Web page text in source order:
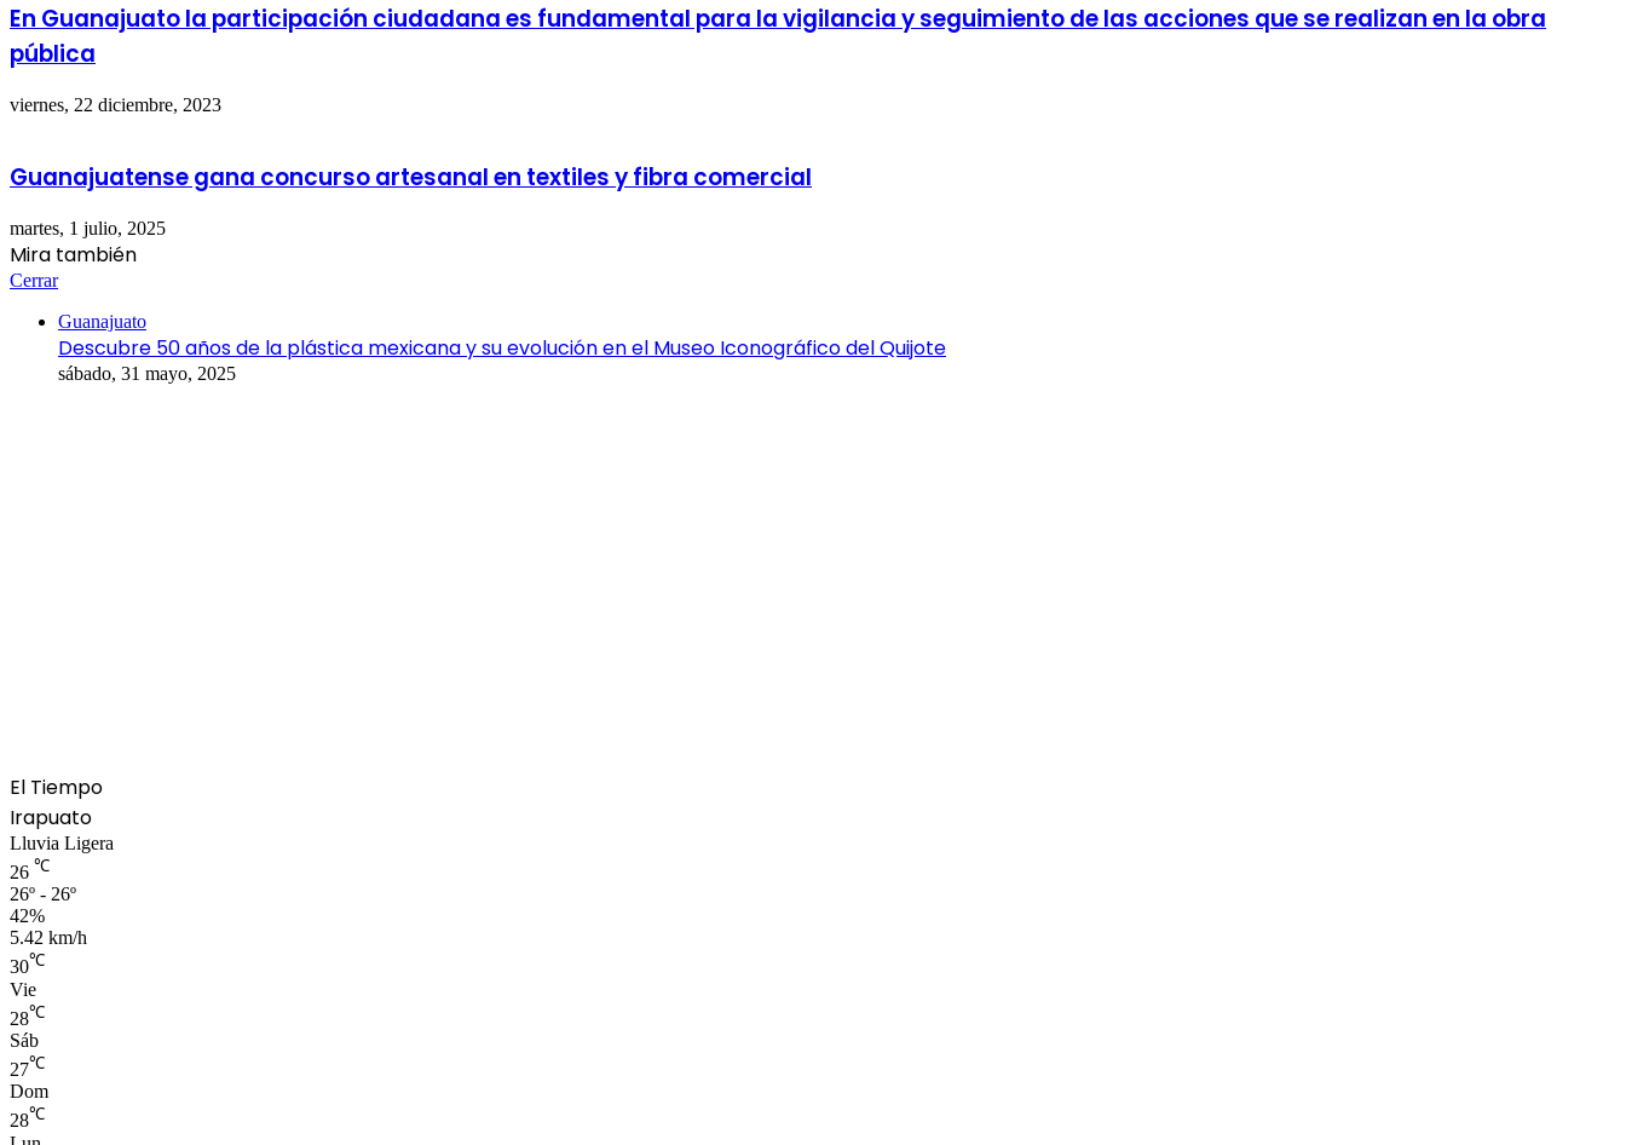
En Guanajuato la participación ciudadana es fundamental para la vigilancia y seguimiento de las acciones que se realizan en la obra
pública
viernes, 22 diciembre, 2023
Guanajuatense gana concurso artesanal en textiles y fibra comercial
martes, 1 julio, 2025
Mira también
Cerrar
Guanajuato
Descubre 50 años de la plástica mexicana y su evolución en el Museo Iconográfico del Quijote
sábado, 31 mayo, 2025
El Tiempo
Irapuato
Lluvia Ligera
26 ℃
26º - 26º
42%
5.42 km/h
30℃
Vie
28℃
Sáb
27℃
Dom
28℃